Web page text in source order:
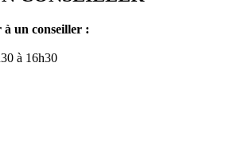
un conseiller :
à 16h30